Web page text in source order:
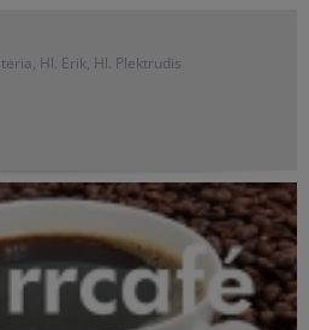
Hl. Erik, Hl. Plektrudis